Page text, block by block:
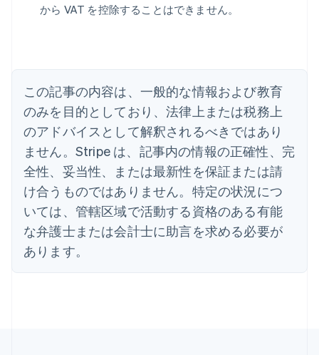
から VAT を控除することはできません。
この記事の内容は、一般的な情報および教育
のみを目的としており、法律上または税務上
のアドバイスとして解釈されるべきではあり
ません。Stripe は、記事内の情報の正確性、完
全性、妥当性、または最新性を保証または請
け合うものではありません。特定の状況につ
いては、管轄区域で活動する資格のある有能
な弁護士または会計士に助言を求める必要が
あります。
アイルランド
English
イギリス
English
イタリア
Italiano English
インド
English
エストニア
English
オーストラリア
English
オーストリア
DeutschEnglish
オランダ